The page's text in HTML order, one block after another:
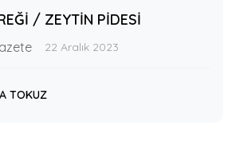
/ ZEYTİN PİDESİ
22 Aralık 2023
TOKUZ